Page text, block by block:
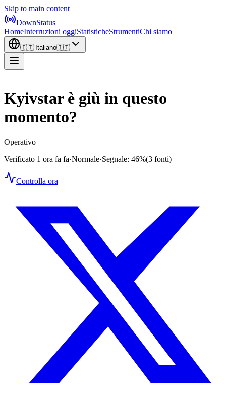
Skip to main content
DownStatus
HomeInterruzioni oggiStatisticheStrumentiChi siamo
🇮🇹 Italiano🇮🇹
Kyivstar è giù in questo
momento?
Operativo
Verificato 1 ora fa fa·Normale·Segnale: 46%(3 fonti)
Controlla ora